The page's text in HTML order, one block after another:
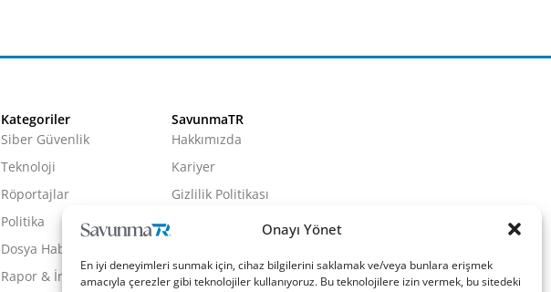
Onayı Yönet
En iyi deneyimleri sunmak için, cihaz bilgilerini saklamak ve/veya bunlara erişmek
amacıyla çerezler gibi teknolojiler kullanıyoruz. Bu teknolojilere izin vermek, bu sitedeki
Kategoriler
Siber Güvenlik
Teknoloji
Röportajlar
Politika
Dosya Haber
Rapor & İnfografik
SavunmaTR
Hakkımızda
Kariyer
Gizlilik Politikası